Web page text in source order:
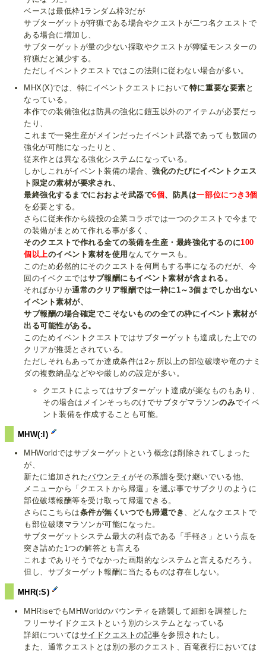
ベースは最低枠1ランダム枠3だが
サブターゲットが狩猟である場合やクエストが二つ名クエストで
ある場合に増加し、
サブターゲットが量の少ない採取やクエストが獰猛モンスターの
狩猟だと減少する。
ただしイベントクエストではこの法則に従わない場合が多い。
MHX(X)では、特にイベントクエストにおいて特に重要な要素 と
なっている。
本作での装備強化は防具の強化に鎧玉以外のアイテムが必要だっ
たり、
これまで一発生産がメインだったイベント武器であっても数回の
強化が可能になったりと、
従来作とは異なる強化システムになっている。
しかしこれがイベント装備の場合、強化のたびにイベントクエス
ト限定の素材が要求され、
最終強化するまでにおおよそ武器で6個 、防具は一部位につき3個
を必要とする。
さらに従来作から続投の企業コラボでは一つのクエストで今まで
の装備がまとめて作れる事が多く、
そのクエストで作れる全ての装備を生産・最終強化するのに100
個以上のイベント素材を使用 なんてケースも。
このため必然的にそのクエストを何周もする事になるのだが、今
回のイベクエではサブ報酬にもイベント素材が含まれる。
そればかりか通常のクリア報酬では一枠に1～3個までしか出ない
イベント素材が、
サブ報酬の場合確定でこそないものの全ての枠にイベント素材が
出る可能性がある。
このためイベントクエストではサブターゲットも達成した上での
クリアが推奨とされている。
ただしそれもあってか達成条件は2ヶ所以上の部位破壊や竜のナミ
ダの複数納品などやや厳しめの設定が多い。
クエストによってはサブターゲット達成が楽なものもあり、
その場合はメインそっちのけでサブタゲマラソンのみでイベ
ント装備を作成することも可能。
MHW(:I)
MHWorldではサブターゲットという概念は削除されてしまった
が、
新たに追加されたバウンティ がその系譜を受け継いでいる他、
メニューから「クエストから帰還」を選ぶ事でサブクリのように
部位破壊報酬等を受け取って帰還できる。
さらにこちらは条件が無くいつでも帰還でき 、どんなクエストで
も部位破壊マラソンが可能になった。
サブターゲットシステム最大の利点である「手軽さ」という点を
突き詰めた1つの解答とも言える
これまでありそうでなかった画期的なシステムと言えるだろう。
但し、サブターゲット報酬に当たるものは存在しない。
MHR(:S)
MHRiseでもMHWorldのバウンティを踏襲して細部を調整した
フリーサイドクエストという別のシステムとなっている
詳細についてはサイドクエストの記事を参照されたし。
また、通常クエストとは別の形のクエスト、百竜夜行においては